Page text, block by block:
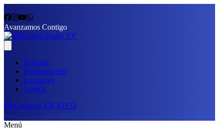
Avanzamos Contigo
Noticias
Programación
Locutores
Galería
📩 Contacto EN VIVO
Menú